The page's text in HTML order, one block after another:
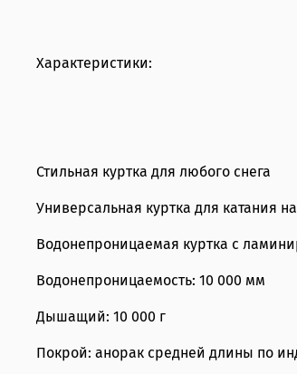
Характеристики:
Стильная куртка для любого снега
Универсальная куртка для катания
Водонепроницаемая куртка с
Водонепроницаемость: 10 000 мм
Дышащий: 10 000 г
Покрой: анорак средней длины по